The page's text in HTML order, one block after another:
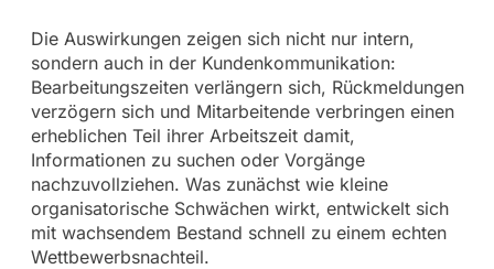
Die Auswirkungen zeigen sich nicht nur intern,
sondern auch in der Kundenkommunikation:
Bearbeitungszeiten verlängern sich, Rückmeldungen
verzögern sich und Mitarbeitende verbringen einen
erheblichen Teil ihrer Arbeitszeit damit,
Informationen zu suchen oder Vorgänge
nachzuvollziehen. Was zunächst wie kleine
organisatorische Schwächen wirkt, entwickelt sich
mit wachsendem Bestand schnell zu einem echten
Wettbewerbsnachteil.